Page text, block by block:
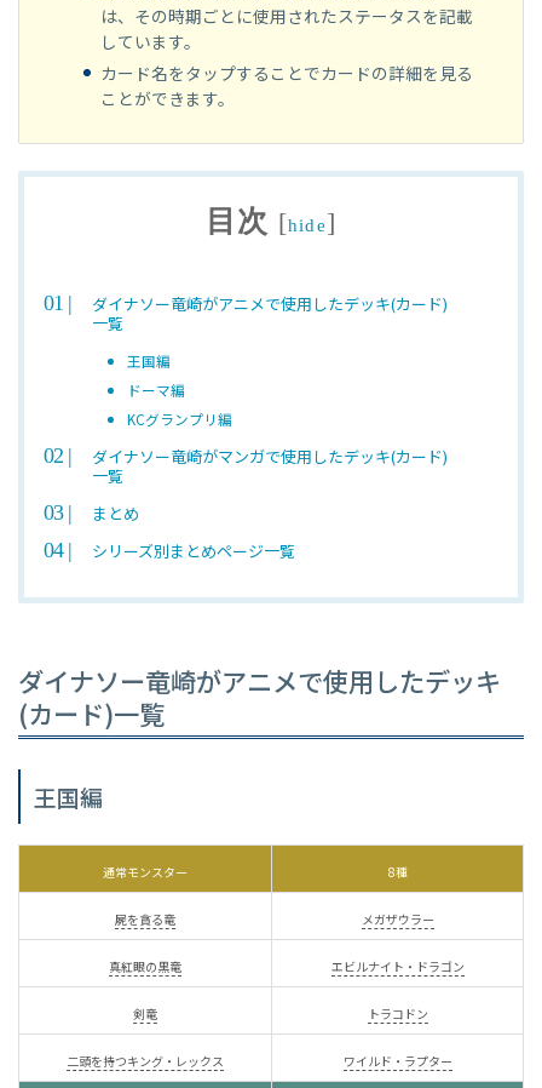
は、その時期ごとに使用されたステータスを記載
しています。
カード名をタップすることでカードの詳細を見る
ことができます。
目次 [hide]
ダイナソー竜崎がアニメで使用したデッキ(カード)
一覧
王国編
ドーマ編
KCグランプリ編
ダイナソー竜崎がマンガで使用したデッキ(カード)
一覧
まとめ
シリーズ別まとめページ一覧
ダイナソー竜崎がアニメで使用したデッキ
(カード)一覧
王国編
通常モンスター 8種
屍を貪る竜 メガザウラー
真紅眼の黒竜 エビルナイト・ドラゴン
剣竜 トラコドン
二頭を持つキング・レックス ワイルド・ラプター